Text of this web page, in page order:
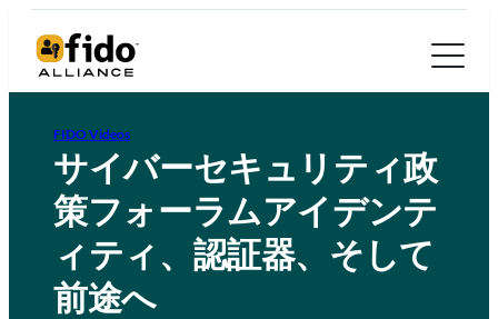
FIDO Videos
サイバーセキュリティ政
策フォーラムアイデンテ
ィティ、認証器、そして
前途へ